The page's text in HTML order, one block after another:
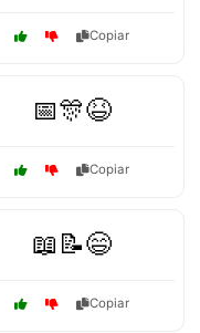
Copiar
📅🎊😆
Copiar
📖📝😄
Copiar